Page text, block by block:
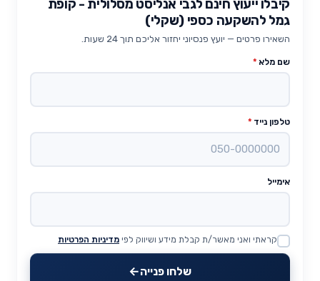
קיבלו ייעוץ חינם לגבי אנליסט מסלולית - קופת
גמל להשקעה כספי (שקלי)
השאירו פרטים — יועץ פנסיוני יחזור אליכם תוך 24 שעות.
שם מלא *
טלפון נייד *
אימייל
Website
קראתי ואני מאשר/ת קבלת מידע ושיווק לפי מדיניות הפרטיות
שלחו פנייה